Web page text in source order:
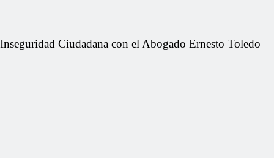
Inseguridad Ciudadana con el Abogado Ernesto Toledo